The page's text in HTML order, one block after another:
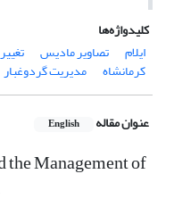
کلیدواژه‌ها
ایلام
تصاویر مادیس
کرمانشاه مدیریت گردوغبار
عنوان مقاله English
Management of